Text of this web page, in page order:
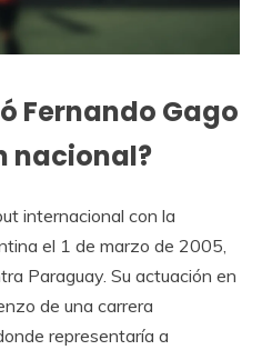
Fernando Gago
nacional?
internacional con la
el 1 de marzo de 2005,
Paraguay. Su actuación en
de una carrera
representaría a